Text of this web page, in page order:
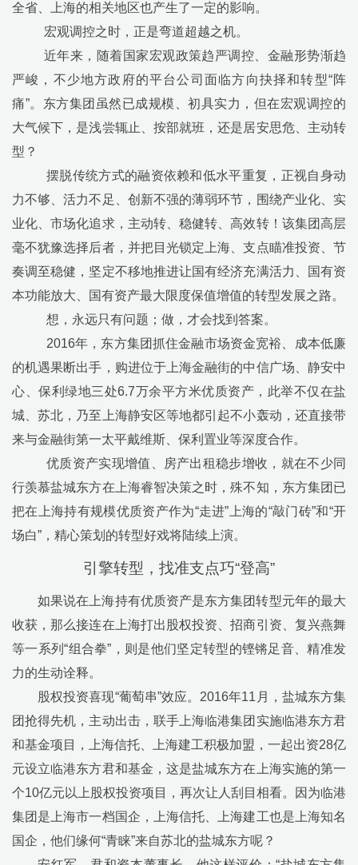
全省、上海的相关地区也产生了一定的影响。
宏观调控之时，正是弯道超越之机。
近年来，随着国家宏观政策趋严调控、金融形势渐趋
严峻，不少地方政府的平台公司面临方向抉择和转型“阵
痛”。东方集团虽然已成规模、初具实力，但在宏观调控的
大气候下，是浅尝辄止、按部就班，还是居安思危、主动转
型？
摆脱传统方式的融资依赖和低水平重复，正视自身动
力不够、活力不足、创新不强的薄弱环节，围绕产业化、实
业化、市场化追求，主动转、稳健转、高效转！该集团高层
毫不犹豫选择后者，并把目光锁定上海、支点瞄准投资、节
奏调至稳健，坚定不移地推进让国有经济充满活力、国有资
本功能放大、国有资产最大限度保值增值的转型发展之路。
想，永远只有问题；做，才会找到答案。
2016年，东方集团抓住金融市场资金宽裕、成本低廉
的机遇果断出手，购进位于上海金融街的中信广场、静安中
心、保利绿地三处6.7万余平方米优质资产，此举不仅在盐
城、苏北，乃至上海静安区等地都引起不小轰动，还直接带
来与金融街第一太平戴维斯、保利置业等深度合作。
优质资产实现增值、房产出租稳步增收，就在不少同
行羡慕盐城东方在上海睿智决策之时，殊不知，东方集团已
把在上海持有规模优质资产作为“走进” 上海的“敲门砖”和“开
场白” ，精心策划的转型好戏将陆续上演。
引擎转型，找准支点巧“登高”
如果说在上海持有优质资产是东方集团转型元年的最大
收获，那么接连在上海打出股权投资、招商引资、复兴燕舞
等一系列“组合拳”，则是他们坚定转型的铿锵足音、精准发
力的生动诠释。
股权投资喜现“葡萄串”效应。 2016年11 月，盐城东方集
团抢得先机，主动出击，联手上海临港集团实施临港东方君
和基金项目，上海信托、上海建工积极加盟，一起出资28亿
元设立临港东方君和基金，这是盐城东方在上海实施的第一
个10亿元以上股权投资项目，再次让人刮目相看。因为临港
集团是上海市一档国企，上海信托、上海建工也是上海知名
国企，他们缘何“青睐”来自苏北的盐城东方呢？